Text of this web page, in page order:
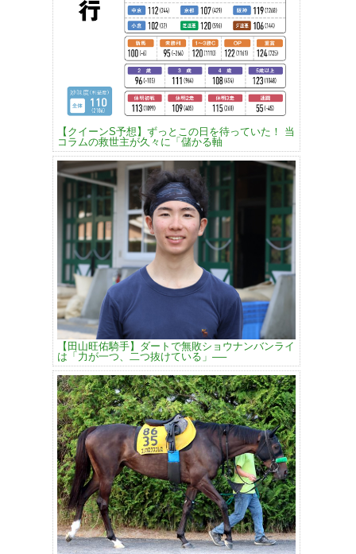
【クイーンS予想】ずっとこの日を待っていた！ 当
コラムの救世主が久々に「儲かる軸
【田山旺佑騎手】ダートで無敗ショウナンバンライ
は「力が一つ、二つ抜けている」──